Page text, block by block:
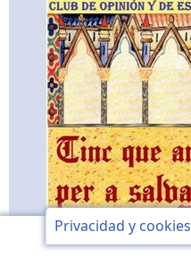
Privacidad y cookies